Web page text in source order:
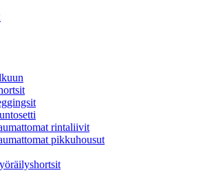
rintaliivit
pikkuhousut